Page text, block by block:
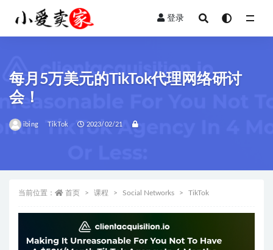
登录
每月5万美元的TikTok代理网络研讨
会！
ibing TikTok 2023/02/21
当前位置： 首页 课程 Social Networks TikTok